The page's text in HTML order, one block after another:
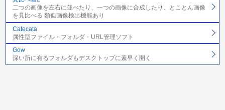
二つの画像を左右に並べたり、一つの画像に合成したり、とことん画像
を見比べる 類似画像検出機能あり
Catecata
属性型ファイル・フォルダ・URL管理ソフト
Gow
深い所に有るフォルダもデスクトップに素早く開く